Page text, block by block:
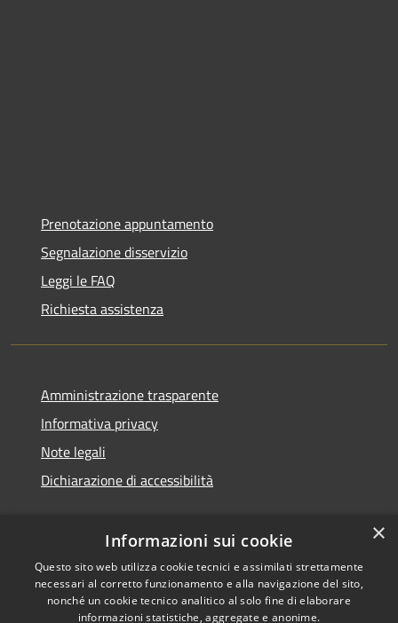
Prenotazione appuntamento
Segnalazione disservizio
Leggi le FAQ
Richiesta assistenza
Amministrazione trasparente
Informativa privacy
Note legali
Dichiarazione di accessibilità
×
Informazioni sui cookie
Questo sito web utilizza cookie tecnici e assimilati strettamente
necessari al corretto funzionamento e alla navigazione del sito,
nonché un cookie tecnico analitico al solo fine di elaborare
informazioni statistiche, aggregate e anonime.